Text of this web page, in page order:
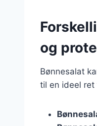
og
Bønnesalat
til en ideel ret